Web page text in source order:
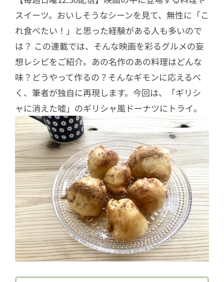
スイーツ。おいしそうなシーンを見て、無性に「こ
れ食べたい！」と思った経験がある人も多いので
は？ この連載では、そんな映画を彩るグルメの妄
想レシピをご紹介。あの名作のあの料理はどんな
味？どうやって作るの？そんなギモンに応えるべ
く、筆者が独自に再現します。今回は、「ギリシ
ャに消えた嘘」のギリシャ風ドーナツにトライ。